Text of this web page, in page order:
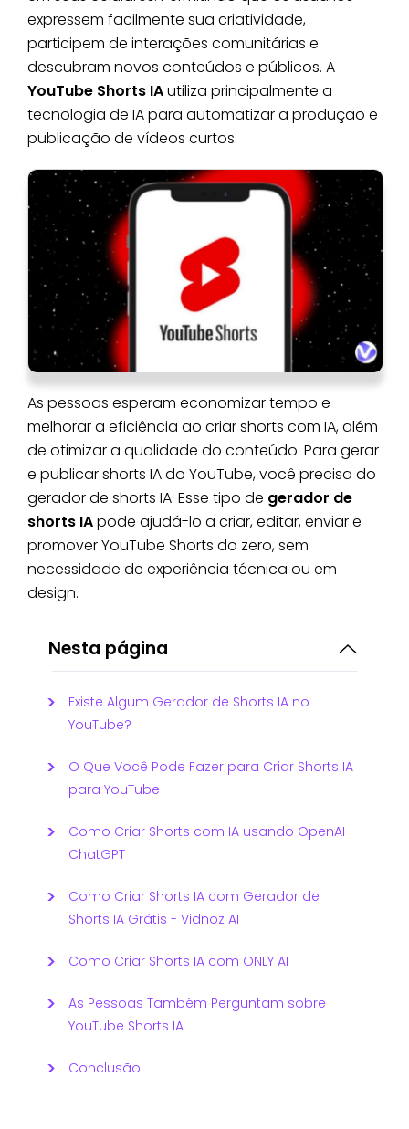
expressem facilmente sua criatividade,
participem de interações comunitárias e
descubram novos conteúdos e públicos. A
YouTube Shorts IAutiliza principalmente a
tecnologia de IA para automatizar a produção e
publicação de vídeos curtos.
As pessoas esperam economizar tempo e
melhorar a eficiência ao criar shorts com IA, além
de otimizar a qualidade do conteúdo. Para gerar
e publicar shorts IA do YouTube, você precisa do
gerador de shorts IA. Esse tipo de gerador de
shorts IApode ajudá-lo a criar, editar, enviar e
promover YouTube Shorts do zero, sem
necessidade de experiência técnica ou em
design.
Nesta página
Existe Algum Gerador de Shorts IA no
YouTube?
O Que Você Pode Fazer para Criar Shorts IA
para YouTube
Como Criar Shorts com IA usando OpenAI
ChatGPT
Como Criar Shorts IA com Gerador de
Shorts IA Grátis - Vidnoz AI
Como Criar Shorts IA com ONLY AI
As Pessoas Também Perguntam sobre
YouTube Shorts IA
Conclusão